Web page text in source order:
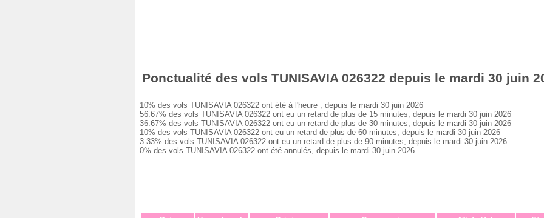
Ponctualité des vols TUNISAVIA 026322 depuis le mardi 30 juin
10% des vols TUNISAVIA 026322 ont été à l'heure , depuis le mardi 30 juin 2026
56.67% des vols TUNISAVIA 026322 ont eu un retard de plus de 15 minutes, depuis le mardi 30 juin 2026
36.67% des vols TUNISAVIA 026322 ont eu un retard de plus de 30 minutes, depuis le mardi 30 juin 2026
10% des vols TUNISAVIA 026322 ont eu un retard de plus de 60 minutes, depuis le mardi 30 juin 2026
3.33% des vols TUNISAVIA 026322 ont eu un retard de plus de 90 minutes, depuis le mardi 30 juin 2026
0% des vols TUNISAVIA 026322 ont été annulés, depuis le mardi 30 juin 2026